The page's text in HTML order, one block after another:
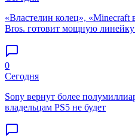
«Властелин колец»,
Bros. готовит мощную
0
Сегодня
Sony вернут более
владельцам PS5 не будет